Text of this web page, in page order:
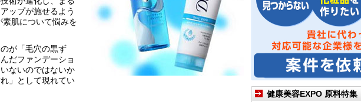
ップが施せるよう
肌について悩みを
が「毛穴の黒ず
だファンデーショ
ないのではないか
」として現れてい
健康美容EXPO 原料特集